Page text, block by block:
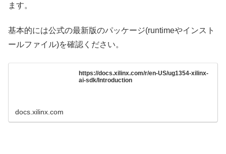
ます。
基本的には公式の最新版のパッケージ(runtimeやインスト
ールファイル)を確認ください。
https://docs.xilinx.com/r/en-US/ug1354-xilinx-
ai-sdk/Introduction
docs.xilinx.com